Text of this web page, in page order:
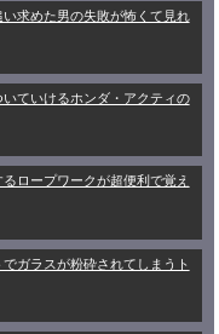
い求めた男の失敗が怖くて見れ
ていけるホンダ・アクティの
ロープワークが超便利で覚え
ガラスが粉砕されてしまうト